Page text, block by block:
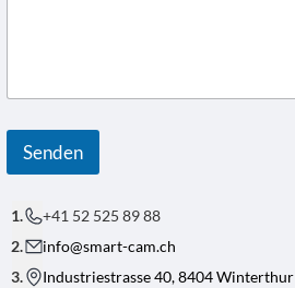
S
E
Senden
+41 52 525 89 88
info@smart-cam.ch
Industriestrasse 40, 8404 Winterthur